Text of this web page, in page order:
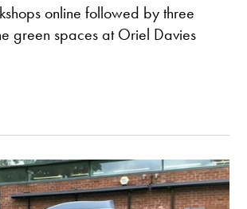
online followed by three
green spaces at Oriel Davies